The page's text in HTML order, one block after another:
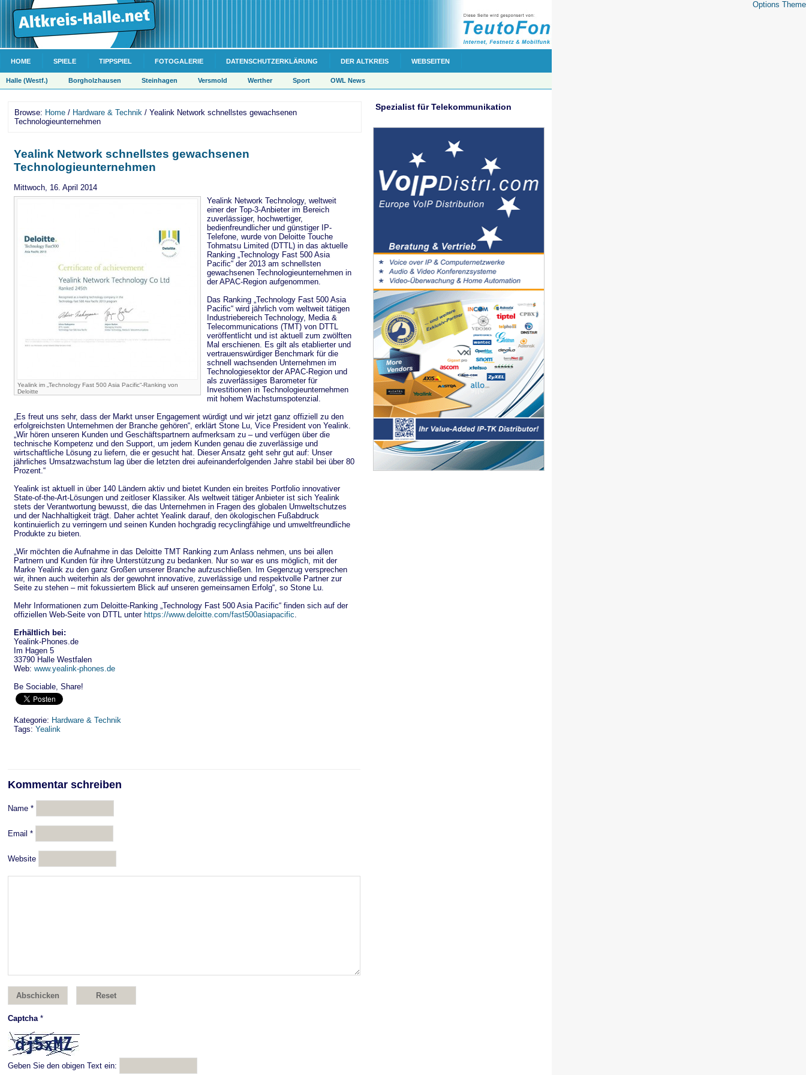
HOME SPIELE TIPPSPIEL FOTOGALERIE DATENSCHUTZERKLÄRUNG DER ALTKREIS WEBSEITEN
Halle (Westf.) Borgholzhausen Steinhagen Versmold Werther Sport OWL News
Browse: Home / Hardware & Technik / Yealink Network schnellstes gewachsenen
Technologieunternehmen
Yealink Network schnellstes gewachsenen
Technologieunternehmen
Mittwoch, 16. April 2014
Yealink im „Technology Fast 500 Asia Pacific“-Ranking von
Deloitte
Yealink Network Technology, weltweit
einer der Top-3-Anbieter im Bereich
zuverlässiger, hochwertiger,
bedienfreundlicher und günstiger IP-
Telefone, wurde von Deloitte Touche
Tohmatsu Limited (DTTL) in das aktuelle
Ranking „Technology Fast 500 Asia
Pacific“ der 2013 am schnellsten
gewachsenen Technologieunternehmen in
der APAC-Region aufgenommen.
Das Ranking „Technology Fast 500 Asia
Pacific“ wird jährlich vom weltweit tätigen
Industriebereich Technology, Media &
Telecommunications (TMT) von DTTL
veröffentlicht und ist aktuell zum zwölften
Mal erschienen. Es gilt als etablierter und
vertrauenswürdiger Benchmark für die
schnell wachsenden Unternehmen im
Technologiesektor der APAC-Region und
als zuverlässiges Barometer für
Investitionen in Technologieunternehmen
mit hohem Wachstumspotenzial.
„Es freut uns sehr, dass der Markt unser Engagement würdigt und wir jetzt ganz offiziell zu den
erfolgreichsten Unternehmen der Branche gehören“, erklärt Stone Lu, Vice President von Yealink.
„Wir hören unseren Kunden und Geschäftspartnern aufmerksam zu – und verfügen über die
technische Kompetenz und den Support, um jedem Kunden genau die zuverlässige und
wirtschaftliche Lösung zu liefern, die er gesucht hat. Dieser Ansatz geht sehr gut auf: Unser
jährliches Umsatzwachstum lag über die letzten drei aufeinanderfolgenden Jahre stabil bei über 80
Prozent.“
Yealink ist aktuell in über 140 Ländern aktiv und bietet Kunden ein breites Portfolio innovativer
State-of-the-Art-Lösungen und zeitloser Klassiker. Als weltweit tätiger Anbieter ist sich Yealink
stets der Verantwortung bewusst, die das Unternehmen in Fragen des globalen Umweltschutzes
und der Nachhaltigkeit trägt. Daher achtet Yealink darauf, den ökologischen Fußabdruck
kontinuierlich zu verringern und seinen Kunden hochgradig recyclingfähige und umweltfreundliche
Produkte zu bieten.
„Wir möchten die Aufnahme in das Deloitte TMT Ranking zum Anlass nehmen, uns bei allen
Partnern und Kunden für ihre Unterstützung zu bedanken. Nur so war es uns möglich, mit der
Marke Yealink zu den ganz Großen unserer Branche aufzuschließen. Im Gegenzug versprechen
wir, ihnen auch weiterhin als der gewohnt innovative, zuverlässige und respektvolle Partner zur
Seite zu stehen – mit fokussiertem Blick auf unseren gemeinsamen Erfolg“, so Stone Lu.
Mehr Informationen zum Deloitte-Ranking „Technology Fast 500 Asia Pacific“ finden sich auf der
offiziellen Web-Seite von DTTL unter https://www.deloitte.com/fast500asiapacific.‎
Erhältlich bei:
Yealink-Phones.de
Im Hagen 5
33790 Halle Westfalen
Web: www.yealink-phones.de
Be Sociable, Share!
Kategorie: Hardware & Technik
Tags: Yealink
Kommentar schreiben
Name *
Email *
Website
Captcha *
Geben Sie den obigen Text ein:
Spezialist für Telekommunikation
Options Theme